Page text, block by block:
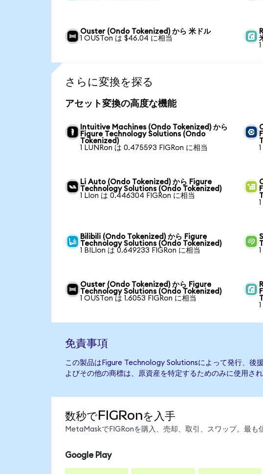
Ouster (Ondo Tokenized) から 米ドル
1 OUSTon は $46.04 に相当
さらに変換を探る
アセット変換の高度な機能
Intuitive Machines (Ondo Tokenized) から
Figure Technology Solutions (Ondo
Tokenized)
1 LUNRon は 0.475593 FIGRon に相当
Li Auto (Ondo Tokenized) から Figure
Technology Solutions (Ondo Tokenized)
1 LIon は 0.446304 FIGRon に相当
Bilibili (Ondo Tokenized) から Figure
Technology Solutions (Ondo Tokenized)
1 BILIon は 0.649233 FIGRon に相当
Ouster (Ondo Tokenized) から Figure
Technology Solutions (Ondo Tokenized)
1 OUSTon は 1.6053 FIGRon に相当
免責事項
この製品はFigure Technology Solutionsによって発行、後
よびその他の商標は、原資産を特定するためのみに使用され
数秒でFIGRonを入手
MetaMaskでFIGRonを購入、売却、取引、スワップ。最も
Google Play